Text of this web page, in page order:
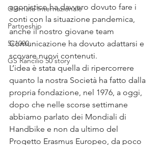
Giornata Internazionale
Partneship
5x1000
GS Rancilio 50'story
agonistico ha davvero dovuto fare i
conti con la situazione pandemica,
anche il nostro giovane team
Comunicazione ha dovuto adattarsi e
scovare nuovi contenuti.
L’idea è stata quella di ripercorrere
quanto la nostra Società ha fatto dalla
propria fondazione, nel 1976, a oggi,
dopo che nelle scorse settimane
abbiamo parlato dei Mondiali di
Handbike e non da ultimo del
Progetto Erasmus Europeo, da poco